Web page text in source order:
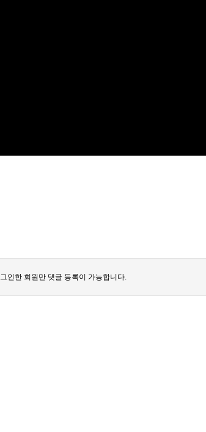
인한 회원만 댓글 등록이 가능합니다.